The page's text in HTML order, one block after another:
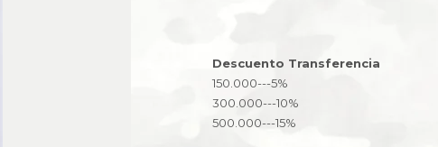
Descuento Transferencia
150.000---5%
300.000---10%
500.000---15%